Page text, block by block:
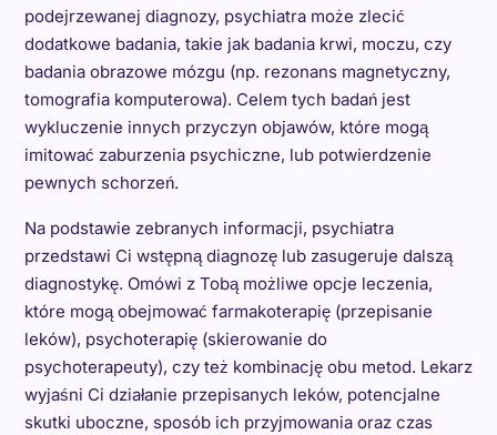
podejrzewanej diagnozy, psychiatra może zlecić
dodatkowe badania, takie jak badania krwi, moczu, czy
badania obrazowe mózgu (np. rezonans magnetyczny,
tomografia komputerowa). Celem tych badań jest
wykluczenie innych przyczyn objawów, które mogą
imitować zaburzenia psychiczne, lub potwierdzenie
pewnych schorzeń.
Na podstawie zebranych informacji, psychiatra
przedstawi Ci wstępną diagnozę lub zasugeruje dalszą
diagnostykę. Omówi z Tobą możliwe opcje leczenia,
które mogą obejmować farmakoterapię (przepisanie
leków), psychoterapię (skierowanie do
psychoterapeuty), czy też kombinację obu metod. Lekarz
wyjaśni Ci działanie przepisanych leków, potencjalne
skutki uboczne, sposób ich przyjmowania oraz czas